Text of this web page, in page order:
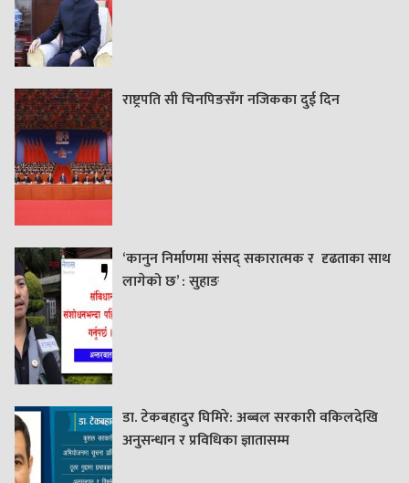
राष्ट्रपति सी चिनपिङसँग नजिकका दुई दिन
‘कानुन निर्माणमा संसद् सकारात्मक र दृढताका साथ
लागेको छ’ : सुहाङ
डा. टेकबहादुर घिमिरे: अब्बल सरकारी वकिलदेखि
अनुसन्धान र प्रविधिका ज्ञातासम्म